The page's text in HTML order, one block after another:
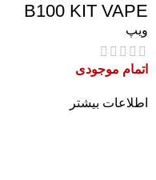
B100 KIT VAPE
ویپ
اتمام موجودی
اطلاعات بیشتر